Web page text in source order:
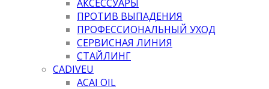
АКСЕССУАРЫ
ПРОТИВ ВЫПАДЕНИЯ
ПРОФЕССИОНАЛЬНЫЙ УХОД
СЕРВИСНАЯ ЛИНИЯ
СТАЙЛИНГ
CADIVEU
ACAI OIL